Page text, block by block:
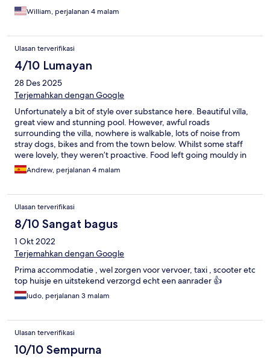
William, perjalanan 4 malam
Ulasan terverifikasi
4/10 Lumayan
28 Des 2025
Terjemahkan dengan Google
Unfortunately a bit of style over substance here. Beautiful villa,
great view and stunning pool. However, awful roads
surrounding the villa, nowhere is walkable, lots of noise from
stray dogs, bikes and from the town below. Whilst some staff
were lovely, they weren’t proactive. Food left going mouldy in
the room and not removed during cleaning. We had a power
cut which was out of their hands, but we had to contact them to
of hours they provided 6 tea lights and a torch finally. It felt as
though we were an inconvenience. They did offer 50% off late
check out the next day which was appreciated.
Andrew, perjalanan 4 malam
Ulasan terverifikasi
8/10 Sangat bagus
1 Okt 2022
Terjemahkan dengan Google
Prima accommodatie , wel zorgen voor vervoer, taxi , scooter etc
top huisje en uitstekend verzorgd echt een aanrader 👍
ludo, perjalanan 3 malam
Ulasan terverifikasi
10/10 Sempurna